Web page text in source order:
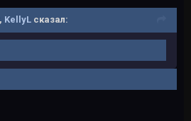
KellyL сказал: